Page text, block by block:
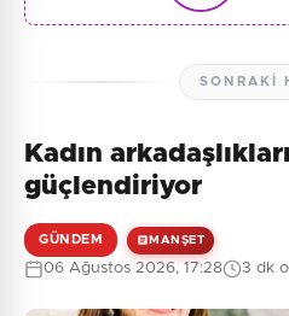
SONRAKI
Kadın
güçlendiriyor
GÜNDEM MANŞET
06 Ağustos 2026, 17:28 3 dk